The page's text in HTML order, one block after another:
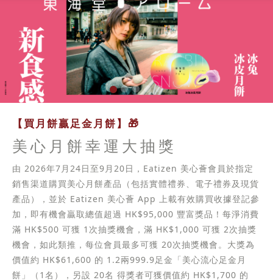
【買月餅贏足金月餅】🎁
美心月餅幸運大抽獎
由 2026年7月24日至9月20日，Eatizen 美心薈會員於指定
銷售渠道購買美心月餅產品（包括實體禮券、電子禮券及現貨
產品），並於 Eatizen 美心薈 App 上載有效購買收據登記參
加，即有機會贏取總值超過 HK$95,000 豐富獎品！每淨消費
滿 HK$500 可獲 1次抽獎機會，滿 HK$1,000 可獲 2次抽獎
機會，如此類推，每位會員最多可獲 20次抽獎機會。大獎為
價值約 HK$61,600 的 1.2兩999.9足金「美心流心足金月
餅」（1名），另設 20名 得獎者可獲價值約 HK$1,700 的